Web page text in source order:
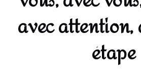
avec attention,
étape